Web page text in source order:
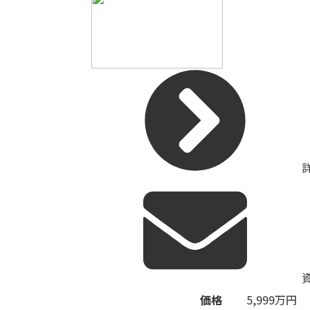
価格
5,999万円